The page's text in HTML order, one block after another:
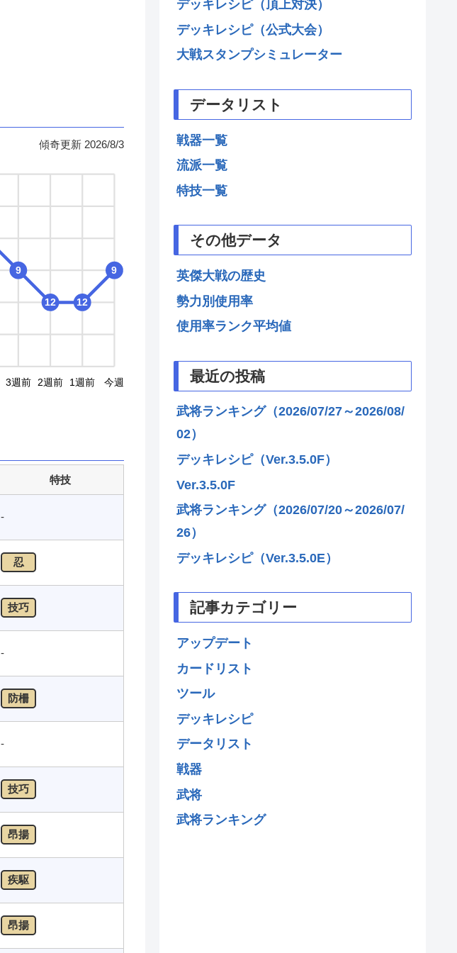
傾奇更新 2026/8/3
3週前 2週前 1週前 今週
9
12 12
9
特技
-
忍
技巧
-
防柵
-
技巧
昂揚
疾駆
昂揚
デッキレシピ（頂上対決）
デッキレシピ（公式大会）
大戦スタンプシミュレーター
データリスト
戦器一覧
流派一覧
特技一覧
その他データ
英傑大戦の歴史
勢力別使用率
使用率ランク平均値
最近の投稿
武将ランキング（2026/07/27～2026/08/
02）
デッキレシピ（Ver.3.5.0F）
Ver.3.5.0F
武将ランキング（2026/07/20～2026/07/
26）
デッキレシピ（Ver.3.5.0E）
記事カテゴリー
アップデート
カードリスト
ツール
デッキレシピ
データリスト
戦器
武将
武将ランキング